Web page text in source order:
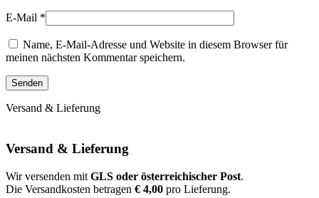
E-Mail *
Name, E-Mail-Adresse und Website in diesem Browser für
meinen nächsten Kommentar speichern.
Versand & Lieferung
Versand & Lieferung
Wir versenden mit GLS oder österreichischer Post.
Die Versandkosten betragen € 4,00 pro Lieferung.